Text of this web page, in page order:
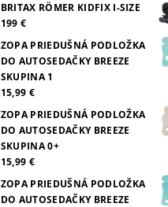
BRITAX RÖMER KIDFIX I-SIZE
199 €
ZOPA PRIEDUŠNÁ PODLOŽKA
DO AUTOSEDAČKY BREEZE
SKUPINA 1
15,99 €
ZOPA PRIEDUŠNÁ PODLOŽKA
DO AUTOSEDAČKY BREEZE
SKUPINA 0+
15,99 €
ZOPA PRIEDUŠNÁ PODLOŽKA
DO AUTOSEDAČKY BREEZE